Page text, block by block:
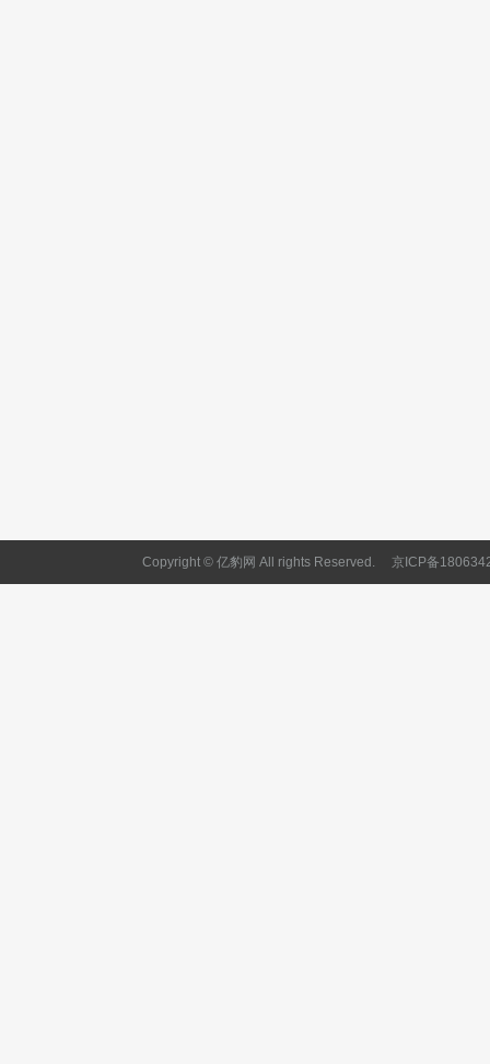
Copyright © 亿豹网 All rights Reserved. 京ICP备